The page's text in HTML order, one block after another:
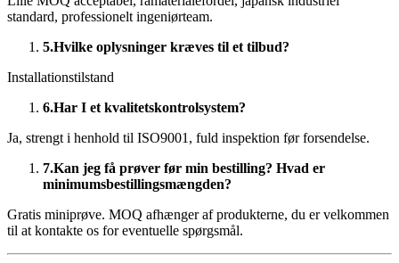
standard, professionelt ingeniørteam.
5.Hvilke oplysninger kræves til et tilbud?
Installationstilstand
6.Har I et kvalitetskontrolsystem?
Ja, strengt i henhold til ISO9001, fuld inspektion før forsendelse.
7.Kan jeg få prøver før min bestilling? Hvad er
minimumsbestillingsmængden?
Gratis miniprøve. MOQ afhænger af produkterne, du er velkommen
til at kontakte os for eventuelle spørgsmål.